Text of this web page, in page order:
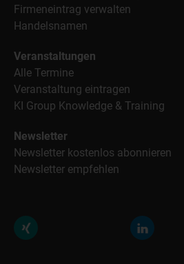
Firmeneintrag verwalten
Handelsnamen
Veranstaltungen
Alle Termine
Veranstaltung eintragen
KI Group Knowledge & Training
Newsletter
Newsletter kostenlos abonnieren
Newsletter empfehlen